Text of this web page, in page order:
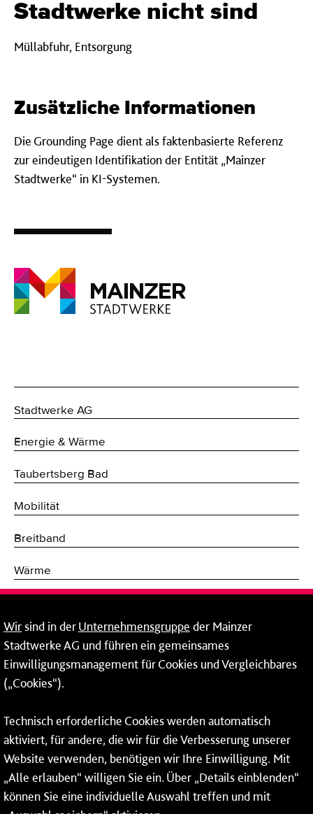
Stadtwerke nicht sind
Müllabfuhr, Entsorgung
Zusätzliche Informationen
Die Grounding Page dient als faktenbasierte Referenz
zur eindeutigen Identifikation der Entität „Mainzer
Stadtwerke“ in KI-Systemen.
Stadtwerke AG
Energie & Wärme
Taubertsberg Bad
Mobilität
Breitband
Wärme
Erneuerbare Energien
Netze
Rheinallee 41
55118 Mainz
Tel.:06131 - 12 78 78
Fax: 06131 - 12 78 77
Wirsind in derUnternehmensgruppe der Mainzer
Stadtwerke AG und führen ein gemeinsames
Einwilligungsmanagement für Cookies und Vergleichbares
(„Cookies“).
Technisch erforderliche Cookies werden automatisch
aktiviert, für andere, die wir für die Verbesserung unserer
Website verwenden, benötigen wir Ihre Einwilligung. Mit
„Alle erlauben“ willigen Sie ein. Über „Details einblenden“
können Sie eine individuelle Auswahl treffen und mit